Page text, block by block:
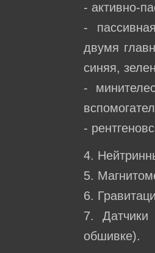
- активно-
-
двумя
синяя,
-
-
4.
5.
6.
7. Датчики
обшивке).